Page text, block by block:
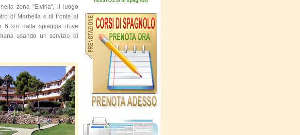
zona "Elviria", il luogo
di Marbella e di fronte al
6 km dalla spiaggia dove
usando un servizio di